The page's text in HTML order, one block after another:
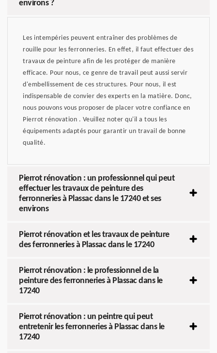
environs ?
Les intempéries peuvent entraîner des problèmes de
rouille pour les ferronneries. En effet, il faut effectuer des
travaux de peinture afin de les protéger de manière
efficace. Pour nous, ce genre de travail peut aussi servir
d'embellissement de ces structures. Pour nous, il est
indispensable de convier des experts en la matière. Donc,
nous pouvons vous proposer de placer votre confiance en
Pierrot rénovation . Veuillez noter qu'il a tous les
équipements adaptés pour garantir un travail de bonne
qualité.
Pierrot rénovation : un professionnel qui peut
effectuer les travaux de peinture des
ferronneries à Plassac dans le 17240 et ses
environs
Pierrot rénovation et les travaux de peinture
des ferronneries à Plassac dans le 17240
Pierrot rénovation : le professionnel de la
peinture des ferronneries à Plassac dans le
17240
Pierrot rénovation : un peintre qui peut
entretenir les ferronneries à Plassac dans le
17240